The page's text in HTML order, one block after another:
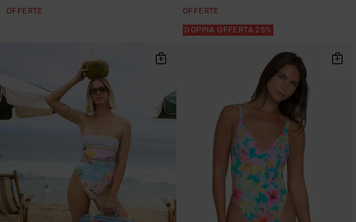
OFFERTE
OFFERTE
DOPPIA OFFERTA 25%